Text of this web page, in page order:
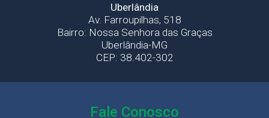
Uberlândia
Av. Farroupilhas, 518
Bairro: Nossa Senhora das Graças
Uberlândia-MG
CEP: 38.402-302
Fale Conosco